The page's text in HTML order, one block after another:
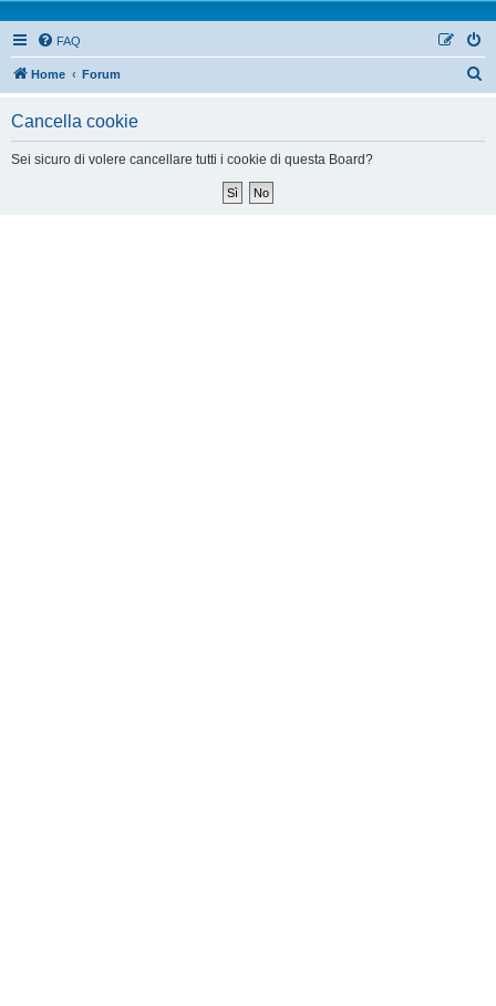
FAQ
Home Forum
Cancella cookie
Sei sicuro di volere cancellare tutti i cookie di questa Board?